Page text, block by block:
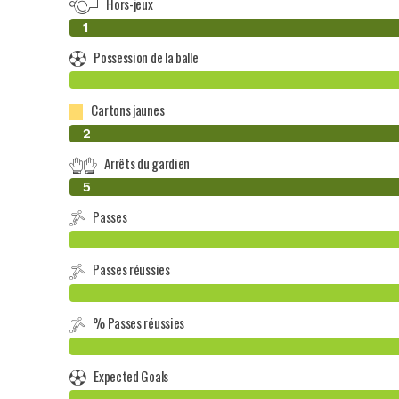
0
1
Possession de la balle
Cartons jaunes
0
2
Arrêts du gardien
0
5
Passes
Passes réussies
% Passes réussies
Expected Goals